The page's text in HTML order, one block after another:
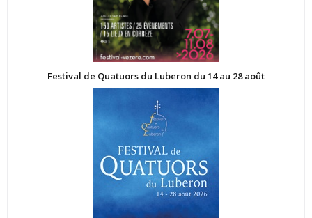
Festival de Quatuors du Luberon du 14 au 28 août